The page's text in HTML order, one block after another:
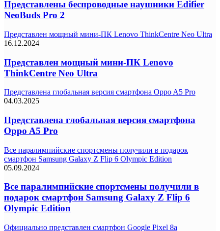
Представлены беспроводные наушники Edifier
NeoBuds Pro 2
Представлен мощный мини-ПК Lenovo ThinkCentre Neo Ultra
16.12.2024
Представлен мощный мини-ПК Lenovo
ThinkCentre Neo Ultra
Представлена глобальная версия смартфона Oppo A5 Pro
04.03.2025
Представлена глобальная версия смартфона
Oppo A5 Pro
Все паралимпийские спортсмены получили в подарок
смартфон Samsung Galaxy Z Flip 6 Olympic Edition
05.09.2024
Все паралимпийские спортсмены получили в
подарок смартфон Samsung Galaxy Z Flip 6
Olympic Edition
Официально представлен смартфон Google Pixel 8a